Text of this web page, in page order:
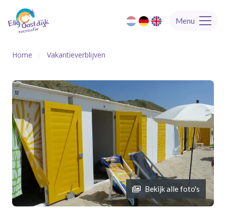
Menu
Home Vakantieverblijven
Bekijk alle foto's